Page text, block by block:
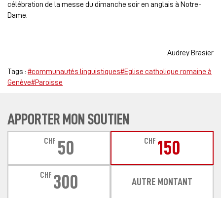
célébration de la messe du dimanche soir en anglais à Notre-
Dame.
Audrey Brasier
Tags : #communautés linguistiques#Eglise catholique romaine à
Genève#Paroisse
APPORTER MON SOUTIEN
CHF 50 CHF 150
CHF 300 AUTRE MONTANT